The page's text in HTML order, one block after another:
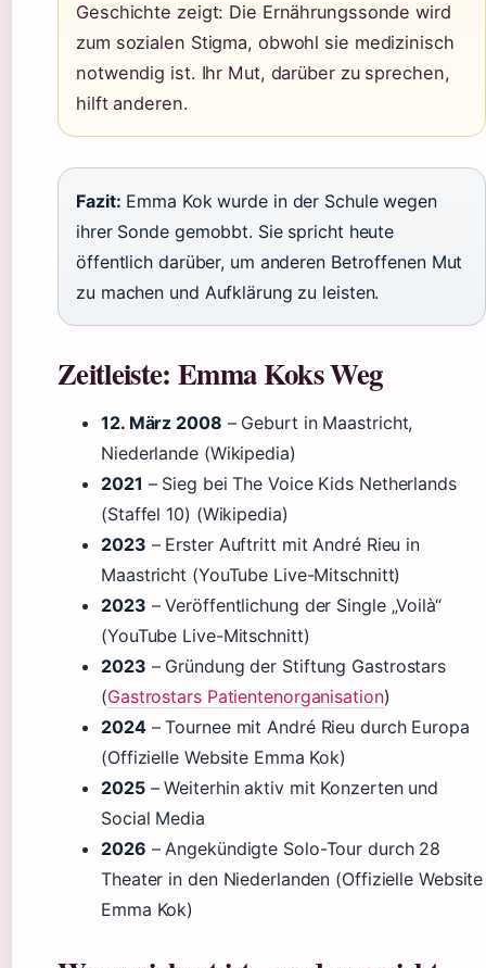
Geschichte zeigt: Die Ernährungssonde wird
zum sozialen Stigma, obwohl sie medizinisch
notwendig ist. Ihr Mut, darüber zu sprechen,
hilft anderen.
Fazit: Emma Kok wurde in der Schule wegen
ihrer Sonde gemobbt. Sie spricht heute
öffentlich darüber, um anderen Betroffenen Mut
zu machen und Aufklärung zu leisten.
Zeitleiste: Emma Koks Weg
12. März 2008 – Geburt in Maastricht,
Niederlande (Wikipedia)
2021 – Sieg bei The Voice Kids Netherlands
(Staffel 10) (Wikipedia)
2023 – Erster Auftritt mit André Rieu in
Maastricht (YouTube Live-Mitschnitt)
2023 – Veröffentlichung der Single „Voilà“
(YouTube Live-Mitschnitt)
2023 – Gründung der Stiftung Gastrostars
(Gastrostars Patientenorganisation)
2024– Tournee mit André Rieu durch Europa
(Offizielle Website Emma Kok)
2025– Weiterhin aktiv mit Konzerten und
Social Media
2026 – Angekündigte Solo-Tour durch 28
Theater in den Niederlanden (Offizielle Website
Emma Kok)